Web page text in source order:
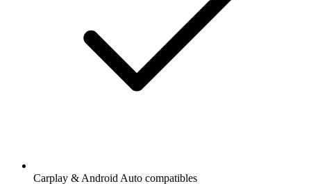
Carplay & Android Auto compatibles